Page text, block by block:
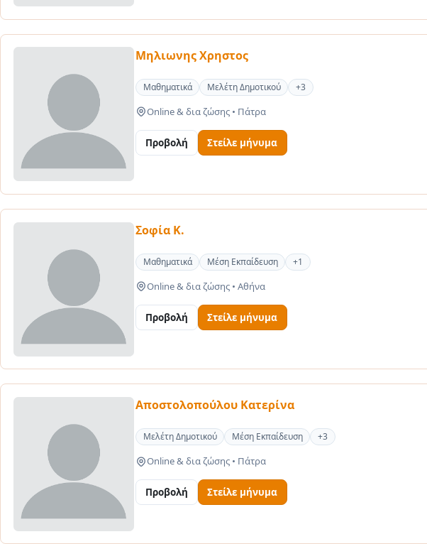
Μηλιωνης Χρηστος
Μαθηματικά
Μελέτη Δημοτικού +3
Online & δια ζώσης • Πάτρα
Προβολή Στείλε μήνυμα
Σοφία Κ.
Μαθηματικά
Μέση Εκπαίδευση +1
Online & δια ζώσης • Αθήνα
Προβολή Στείλε μήνυμα
Αποστολοπούλου Κατερίνα
Μελέτη Δημοτικού
Μέση Εκπαίδευση +3
Online & δια ζώσης • Πάτρα
Προβολή Στείλε μήνυμα